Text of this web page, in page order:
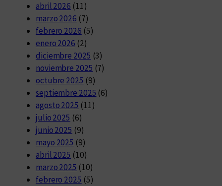
abril 2026 (11)
marzo 2026 (7)
febrero 2026 (5)
enero 2026 (2)
diciembre 2025 (3)
noviembre 2025 (7)
octubre 2025 (9)
septiembre 2025 (6)
agosto 2025 (11)
julio 2025 (6)
junio 2025 (9)
mayo 2025 (9)
abril 2025 (10)
marzo 2025 (10)
febrero 2025 (5)